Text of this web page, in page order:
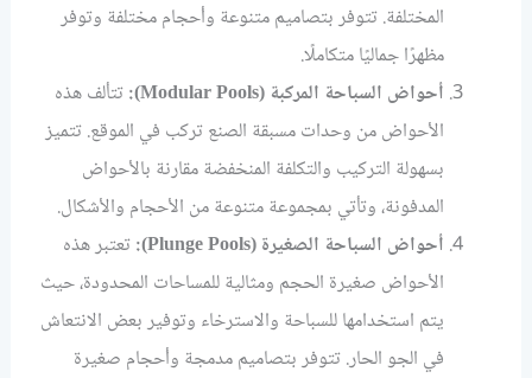
المختلفة. تتوفر بتصاميم متنوعة وأحجام مختلفة وتوفر
مظهرًا جماليًا متكاملًا.
أحواض السباحة المركبة (Modular Pools):
تتألف هذه
الأحواض من وحدات مسبقة الصنع تركب في الموقع. تتميز
بسهولة التركيب والتكلفة المنخفضة مقارنة بالأحواض
المدفونة، وتأتي بمجموعة متنوعة من الأحجام والأشكال.
أحواض السباحة الصغيرة (Plunge Pools):
تعتبر هذه
الأحواض صغيرة الحجم ومثالية للمساحات المحدودة، حيث
يتم استخدامها للسباحة والاسترخاء وتوفير بعض الانتعاش
في الجو الحار. تتوفر بتصاميم مدمجة وأحجام صغيرة